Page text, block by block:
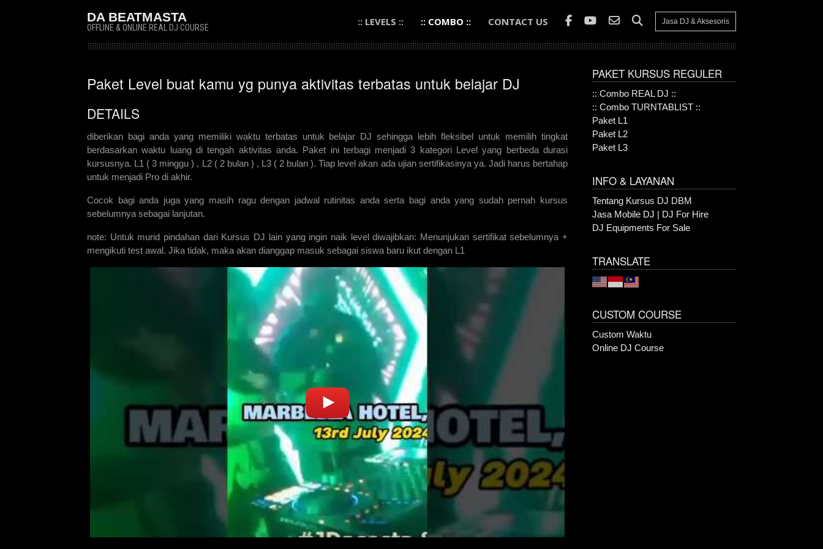
DA BEATMASTA
OFFLINE & ONLINE REAL DJ COURSE :: LEVELS :: :: COMBO :: CONTACT US Jasa DJ & Aksesoris
Paket Level buat kamu yg punya aktivitas terbatas untuk belajar DJ
DETAILS
diberikan bagi anda yang memiliki waktu terbatas untuk belajar DJ sehingga lebih fleksibel untuk memilih tingkat
berdasarkan waktu luang di tengah aktivitas anda. Paket ini terbagi menjadi 3 kategori Level yang berbeda durasi
kursusnya. L1 ( 3 minggu ) , L2 ( 2 bulan ) , L3 ( 2 bulan ). Tiap level akan ada ujian sertifikasinya ya. Jadi harus bertahap
untuk menjadi Pro di akhir.
Cocok bagi anda juga yang masih ragu dengan jadwal rutinitas anda serta bagi anda yang sudah pernah kursus
sebelumnya sebagai lanjutan.
note: Untuk murid pindahan dari Kursus DJ lain yang ingin naik level diwajibkan: Menunjukan sertifikat sebelumnya +
mengikuti test awal. Jika tidak, maka akan dianggap masuk sebagai siswa baru ikut dengan L1
PAKET KURSUS REGULER
:: Combo REAL DJ ::
:: Combo TURNTABLIST ::
Paket L1
Paket L2
Paket L3
INFO & LAYANAN
Tentang Kursus DJ DBM
Jasa Mobile DJ | DJ For Hire
DJ Equipments For Sale
TRANSLATE
CUSTOM COURSE
Custom Waktu
Online DJ Course